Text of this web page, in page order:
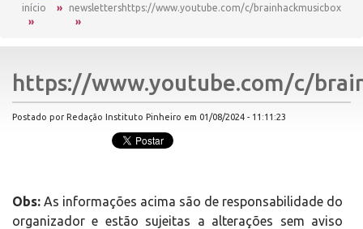
início newslettershttps://www.youtube.com/c/brainhackmusicbox
https://www.youtube.com/c/
Postado por Redação Instituto Pinheiro em 01/08/2024 - 11:11:23
Obs: As informações acima são de responsabilidade do
organizador e estão sujeitas a alterações sem aviso